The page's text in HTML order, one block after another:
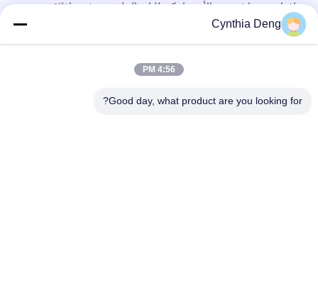
رافعات تويوتا فورتونر الأوتوماتيكية للباب الخلفي مع فتح وإغلاق
أوتوماتيكي
مشغل ليفيت الذكي بدون استخدام اليدين مع عمود مزدوج لتويوتا كورولا
Cynthia Deng
4:56 PM
Good day, what product are you looking for?